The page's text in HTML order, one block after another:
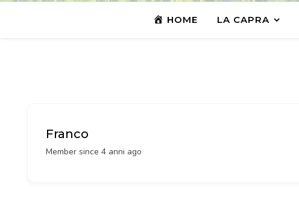
HOME LA CAPRA
Franco
Member since 4 anni ago